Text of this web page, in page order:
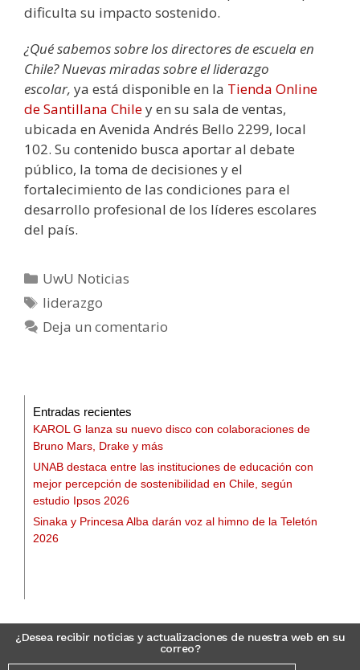
dificulta su impacto sostenido.
¿Qué sabemos sobre los directores de escuela en
Chile? Nuevas miradas sobre el liderazgo
escolar, ya está disponible en la Tienda Online
de Santillana Chiley en su sala de ventas,
ubicada en Avenida Andrés Bello 2299, local
102. Su contenido busca aportar al debate
público, la toma de decisiones y el
fortalecimiento de las condiciones para el
desarrollo profesional de los líderes escolares
del país.
UwU Noticias
liderazgo
Deja un comentario
Entradas recientes
KAROL G lanza su nuevo disco con colaboraciones de
Bruno Mars, Drake y más
UNAB destaca entre las instituciones de educación con
mejor percepción de sostenibilidad en Chile, según
estudio Ipsos 2026
Sinaka y Princesa Alba darán voz al himno de la Teletón
2026
¿Desea recibir noticias y actualizaciones de nuestra web en su
correo?